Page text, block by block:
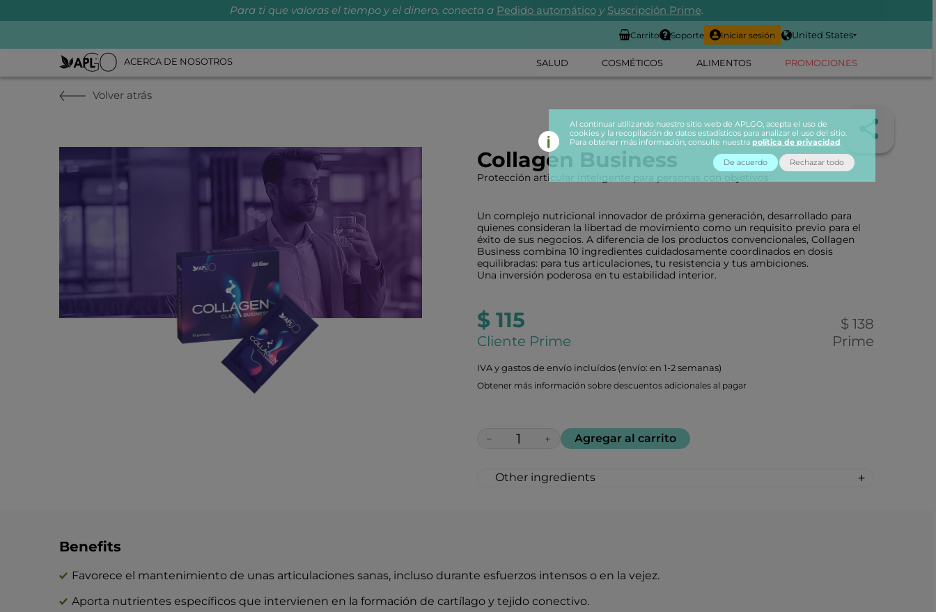
Para ti que valoras el tiempo y el dinero, conecta a Pedido automático y Suscripción Prime.
Carrito Soporte Iniciar sesión United States
ACERCA DE NOSOTROS SALUD COSMÉTICOS ALIMENTOS PROMOCIONES
Volver atrás
Collagen Business
Protección articular inteligente para personas con objetivos
Un complejo nutricional innovador de próxima generación, desarrollado para
quienes consideran la libertad de movimiento como un requisito previo para el
éxito de sus negocios. A diferencia de los productos convencionales, Collagen
Business combina 10 ingredientes cuidadosamente coordinados en dosis
equilibradas: para tus articulaciones, tu resistencia y tus ambiciones.
Una inversión poderosa en tu estabilidad interior.
$ 115
Cliente Prime
$ 138
Prime
IVA y gastos de envío incluídos (envío: en 1-2 semanas)
Obtener más información sobre descuentos adicionales al pagar
− + Agregar al carrito
Other ingredients
Ácido hialurónico 200 mg
Colágeno tipo II, sin desnaturalizar (Lonza®) 40 mg
Benefits
Favorece el mantenimiento de unas articulaciones sanas, incluso durante esfuerzos intensos o en la vejez.
Aporta nutrientes específicos que intervienen en la formación de cartílago y tejido conectivo.
Al continuar utilizando nuestro sitio web de APLGO, acepta el uso de
cookies y la recopilación de datos estadísticos para analizar el uso del sitio.
Para obtener más información, consulte nuestra política de privacidad
De acuerdo Rechazar todo